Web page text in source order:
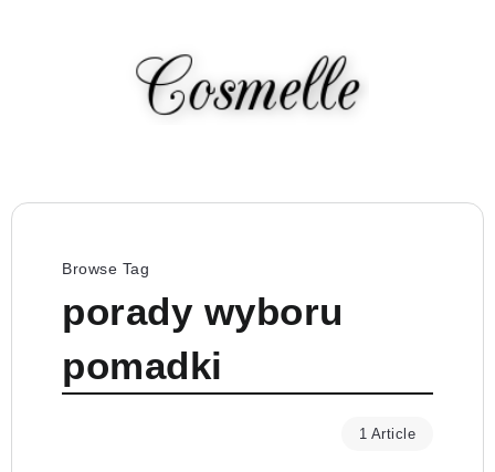
Browse Tag
porady wyboru
pomadki
1 Article